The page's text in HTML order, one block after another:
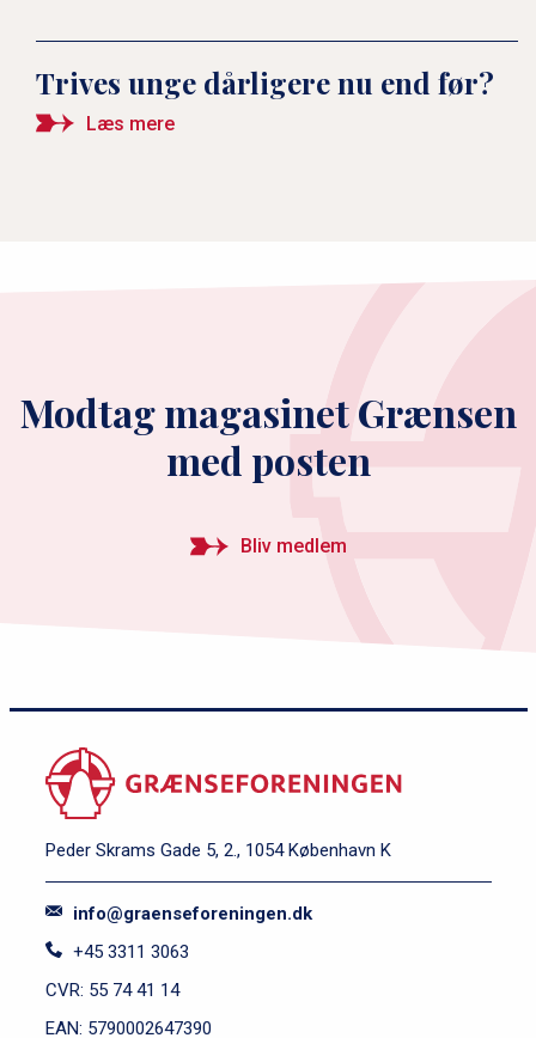
Trives unge dårligere nu end før?
Læs mere
Modtag magasinet Grænsen
med posten
Bliv medlem
Peder Skrams Gade 5, 2., 1054 København K
info@graenseforeningen.dk
+45 3311 3063
CVR: 55 74 41 14
EAN: 5790002647390